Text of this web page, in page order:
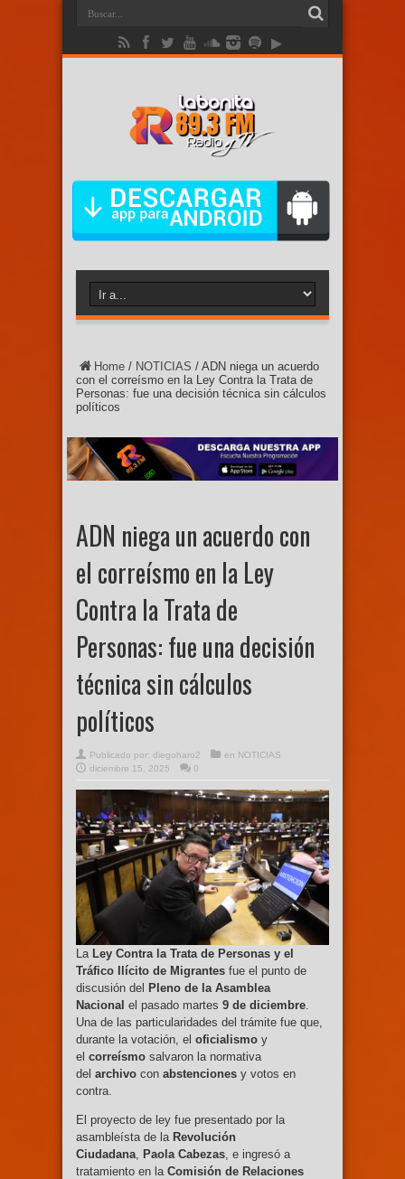
Home / NOTICIAS / ADN niega un acuerdo
con el correísmo en la Ley Contra la Trata de
Personas: fue una decisión técnica sin cálculos
políticos
ADN niega un acuerdo con
el correísmo en la Ley
Contra la Trata de
Personas: fue una decisión
técnica sin cálculos
políticos
Publicado por: diegoharo2 en NOTICIAS
diciembre 15, 2025
0
La Ley Contra la Trata de Personas y el
Tráfico Ilícito de Migrantes fue el punto de
discusión del Pleno de la Asamblea
Nacional el pasado martes 9 de diciembre
Una de las particularidades del trámite fue que,
durante la votación, el oficialismo y
el correísmo salvaron la normativa
del archivo con abstenciones y votos en
contra.
El proyecto de ley fue presentado por la
asambleísta de la Revolución
Ciudadana
Paola Cabezas , e ingresó a
tratamiento en la Comisión de Relaciones